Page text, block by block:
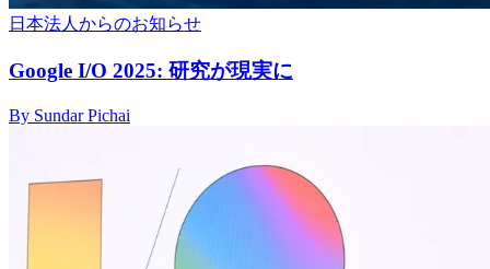
日本法人からのお知らせ
Google I/O 2025: 研究が現実に
By Sundar Pichai